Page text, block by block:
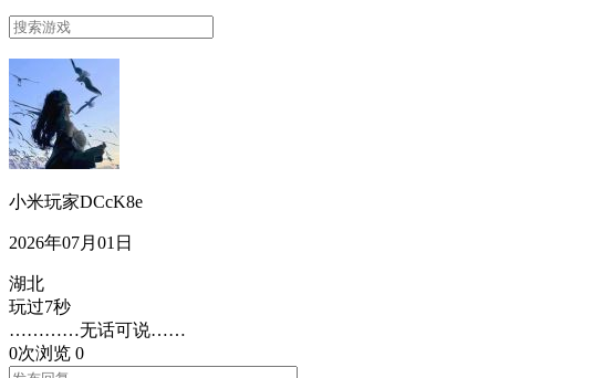
小米玩家DCcK8e
2026年07月01日
湖北
玩过7秒
…………无话可说……
0次浏览 0